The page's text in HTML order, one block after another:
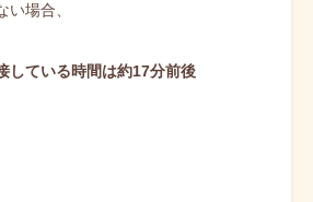
場合、
している時間は約17分前後